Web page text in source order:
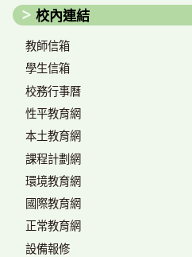
校內連結
教師信箱
學生信箱
校務行事曆
性平教育網
本土教育網
課程計劃網
環境教育網
國際教育網
正常教育網
設備報修